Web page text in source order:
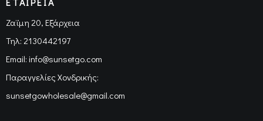
Ζαϊμη 20, Εξάρχεια
Τηλ: 2130442197
Email: info@sunsetgo.com
Παραγγελίες Χονδρικής:
sunsetgowholesale@gmail.com